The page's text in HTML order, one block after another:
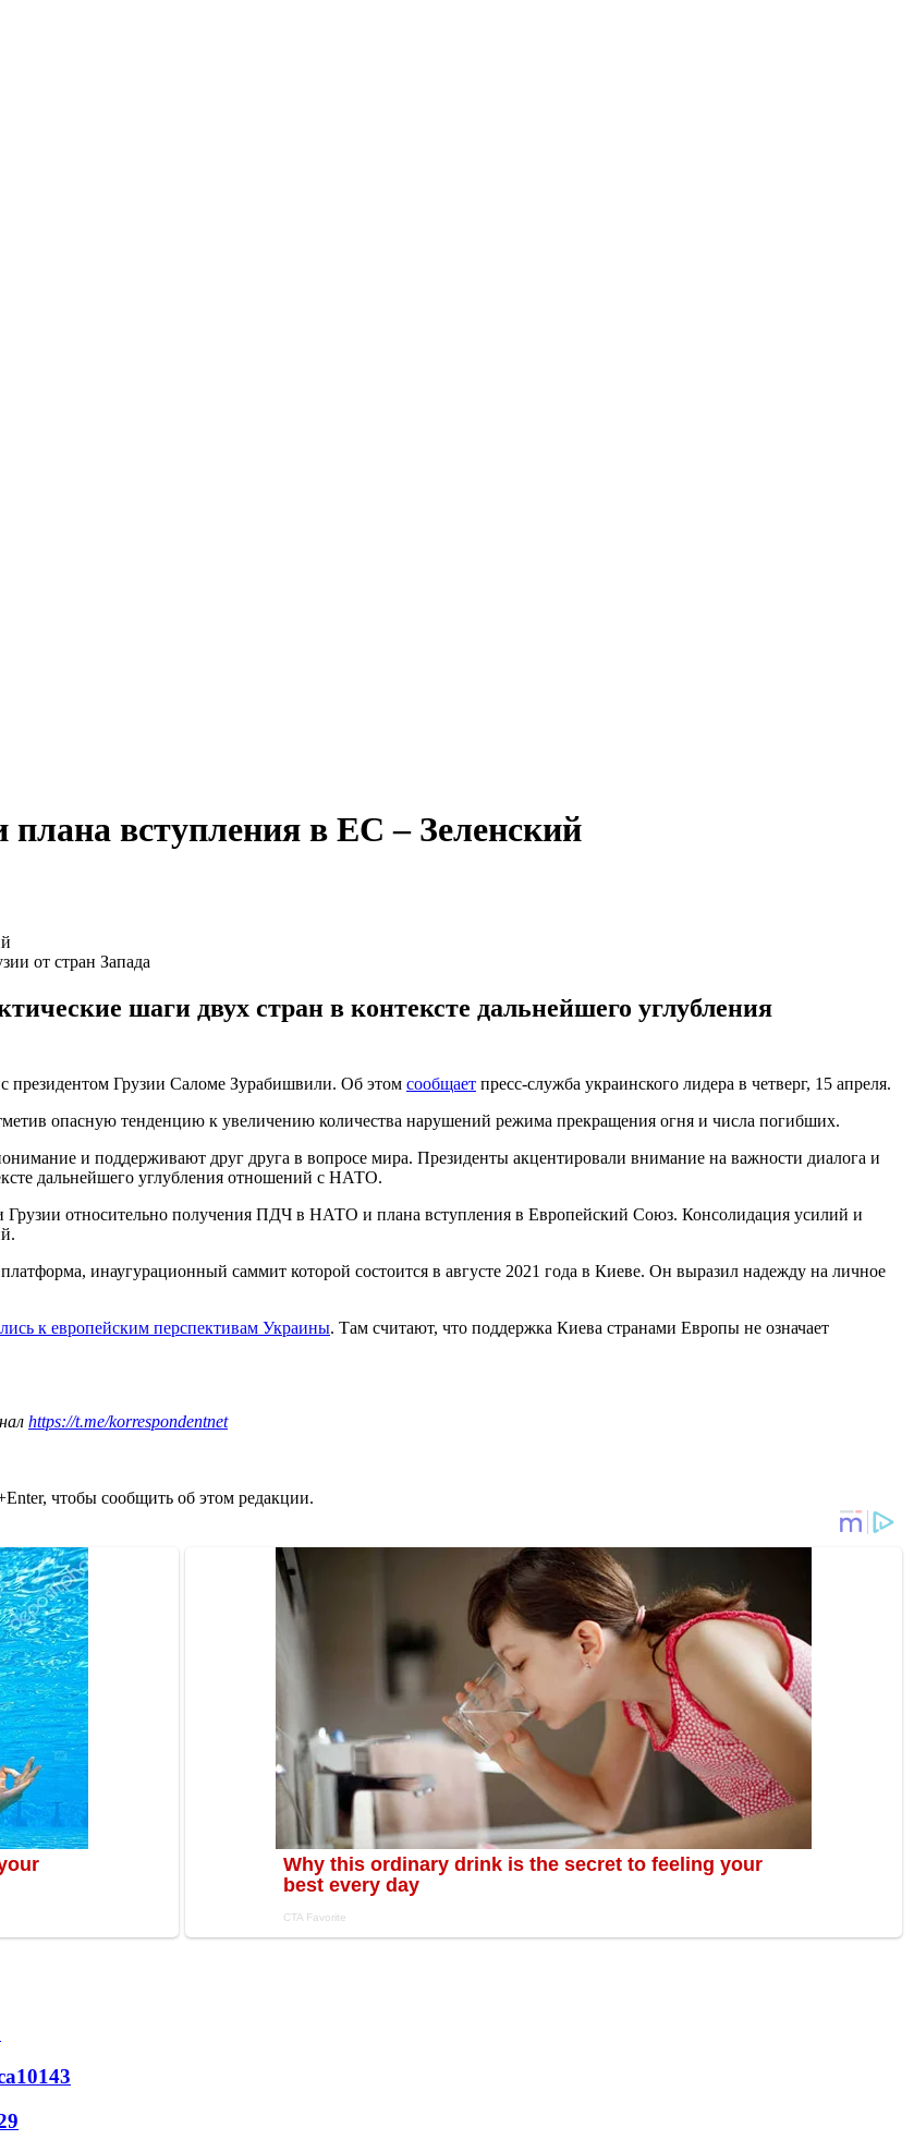
вступления в ЕС – Зеленский
от стран Запада
шаги двух стран в контексте дальнейшего углубления
президентом Грузии Саломе Зурабишвили. Об этом сообщает пресс-служба украинского лидера в четверг, 15 апреля.
опасную тенденцию к увеличению количества нарушений режима прекращения огня и числа погибших.
и поддерживают друг друга в вопросе мира. Президенты акцентировали внимание на важности диалога и
дальнейшего углубления отношений с НАТО.
Грузии относительно получения ПДЧ в НАТО и плана вступления в Европейский Союз. Консолидация усилий и
инаугурационный саммит которой состоится в августе 2021 года в Киеве. Он выразил надежду на личное
к европейским перспективам Украины. Там считают, что поддержка Киева странами Европы не означает
https://t.me/korrespondentnet
чтобы сообщить об этом редакции.
10143